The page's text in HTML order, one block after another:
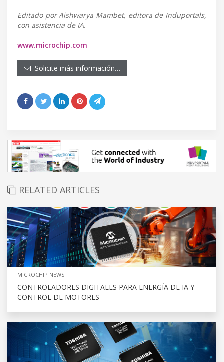
Editado por Aishwarya Mambet, editora de Induportals,
con asistencia de IA.
www.microchip.com
Solicite más información…
RELATED ARTICLES
MICROCHIP NEWS
CONTROLADORES DIGITALES PARA ENERGÍA DE IA Y
CONTROL DE MOTORES